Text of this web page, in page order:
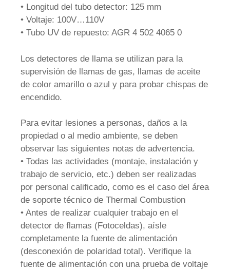
• Longitud del tubo detector: 125 mm
• Voltaje: 100V…110V
• Tubo UV de repuesto: AGR 4 502 4065 0
Los detectores de llama se utilizan para la
supervisión de llamas de gas, llamas de aceite
de color amarillo o azul y para probar chispas de
encendido.
Para evitar lesiones a personas, daños a la
propiedad o al medio ambiente, se deben
observar las siguientes notas de advertencia.
• Todas las actividades (montaje, instalación y
trabajo de servicio, etc.) deben ser realizadas
por personal calificado, como es el caso del área
de soporte técnico de Thermal Combustion
• Antes de realizar cualquier trabajo en el
detector de flamas (Fotoceldas), aísle
completamente la fuente de alimentación
(desconexión de polaridad total). Verifique la
fuente de alimentación con una prueba de voltaje